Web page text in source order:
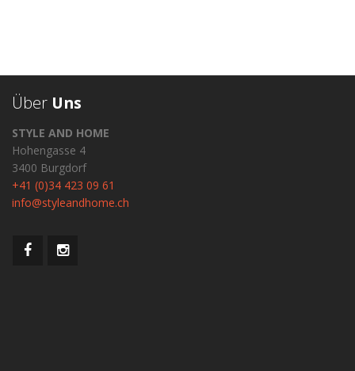
Über Uns
STYLE AND HOME
Hohengasse 4
3400 Burgdorf
+41 (0)34 423 09 61
info@styleandhome.ch